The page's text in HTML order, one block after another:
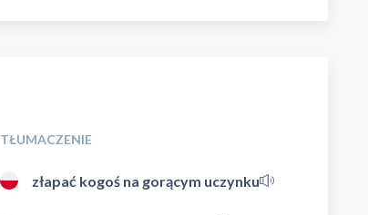
TŁUMACZENIE
złapać kogoś na gorącym uczynku